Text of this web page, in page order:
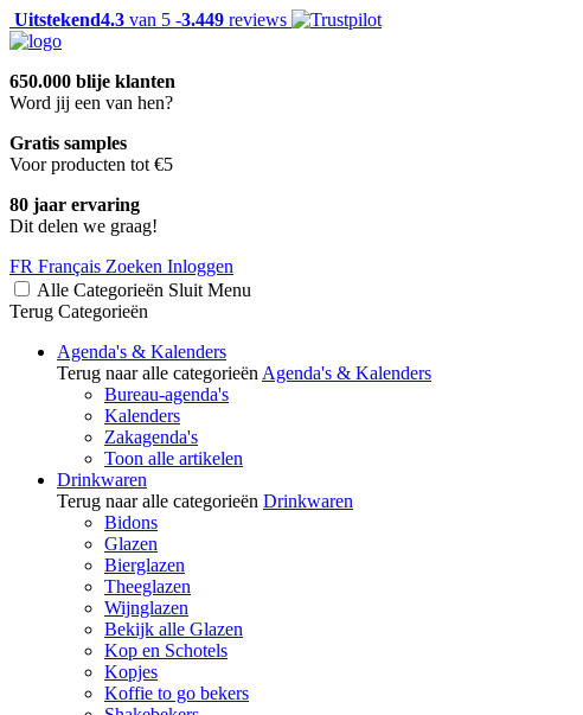
Uitstekend4.3 van 5 -3.449 reviews
650.000 blije klanten
Word jij een van hen?
Gratis samples
Voor producten tot €5
80 jaar ervaring
Dit delen we graag!
FR Français Zoeken Inloggen
Alle Categorieën Sluit Menu
Terug Categorieën
Agenda's & Kalenders
Terug naar alle categorieën Agenda's & Kalenders
Bureau-agenda's
Kalenders
Zakagenda's
Toon alle artikelen
Drinkwaren
Terug naar alle categorieën Drinkwaren
Bidons
Glazen
Bierglazen
Theeglazen
Wijnglazen
Bekijk alle Glazen
Kop en Schotels
Kopjes
Koffie to go bekers